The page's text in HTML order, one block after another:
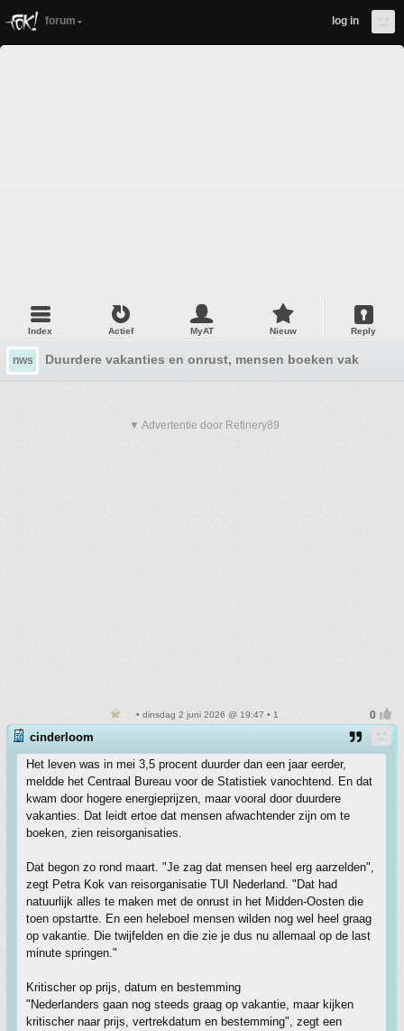
forum log in
Index Actief MyAT Nieuw Reply
nws Duurdere vakanties en onrust, mensen boeken vaker
▼ Advertentie door Refinery89
• dinsdag 2 juni 2026 @ 19:47 • 1
cinderloom
Het leven was in mei 3,5 procent duurder dan een jaar eerder,
meldde het Centraal Bureau voor de Statistiek vanochtend. En dat
kwam door hogere energieprijzen, maar vooral door duurdere
vakanties. Dat leidt ertoe dat mensen afwachtender zijn om te
boeken, zien reisorganisaties.
Dat begon zo rond maart. "Je zag dat mensen heel erg aarzelden",
zegt Petra Kok van reisorganisatie TUI Nederland. "Dat had
natuurlijk alles te maken met de onrust in het Midden-Oosten die
toen opstartte. En een heleboel mensen wilden nog wel heel graag
op vakantie. Die twijfelden en die zie je dus nu allemaal op de last
minute springen."
Kritischer op prijs, datum en bestemming
"Nederlanders gaan nog steeds graag op vakantie, maar kijken
kritischer naar prijs, vertrekdatum en bestemming", zegt een